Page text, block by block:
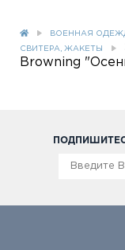
ВОЕННАЯ
СВИТЕРА, ЖАКЕТЫ
Browning